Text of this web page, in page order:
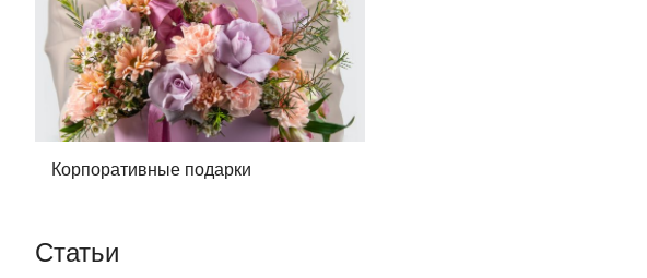
Корпоративные подарки
Статьи